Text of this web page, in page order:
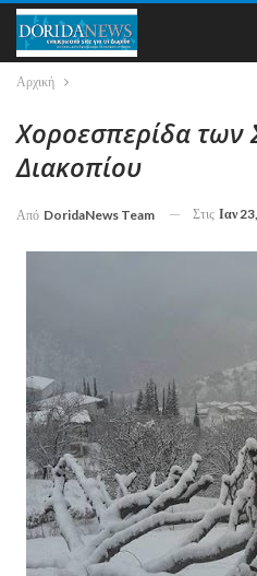
Αρχική
Χοροεσπερίδα των
Διακοπίου
Από DoridaNews Team Στις Ιαν